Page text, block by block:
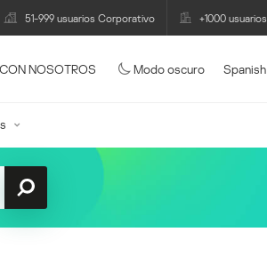
51-999 usuarios Corporativo +1000 usuarios
NOSOTROS Modo oscuro Spanish